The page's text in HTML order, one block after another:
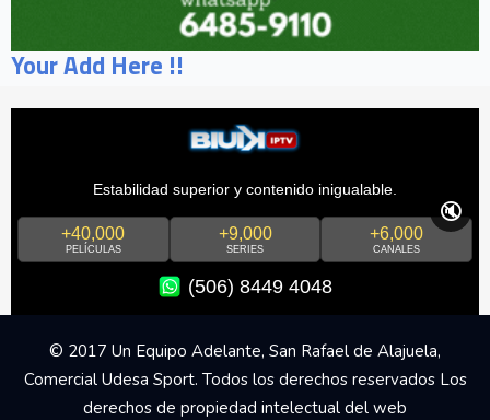
Your Add Here !!
Estabilidad superior y contenido inigualable.
+40,000
PELÍCULAS
+9,000
SERIES
+6,000
CANALES
(506) 8449 4048
🔇
© 2017 Un Equipo Adelante, San Rafael de Alajuela,
Comercial Udesa Sport. Todos los derechos reservados Los
derechos de propiedad intelectual del web